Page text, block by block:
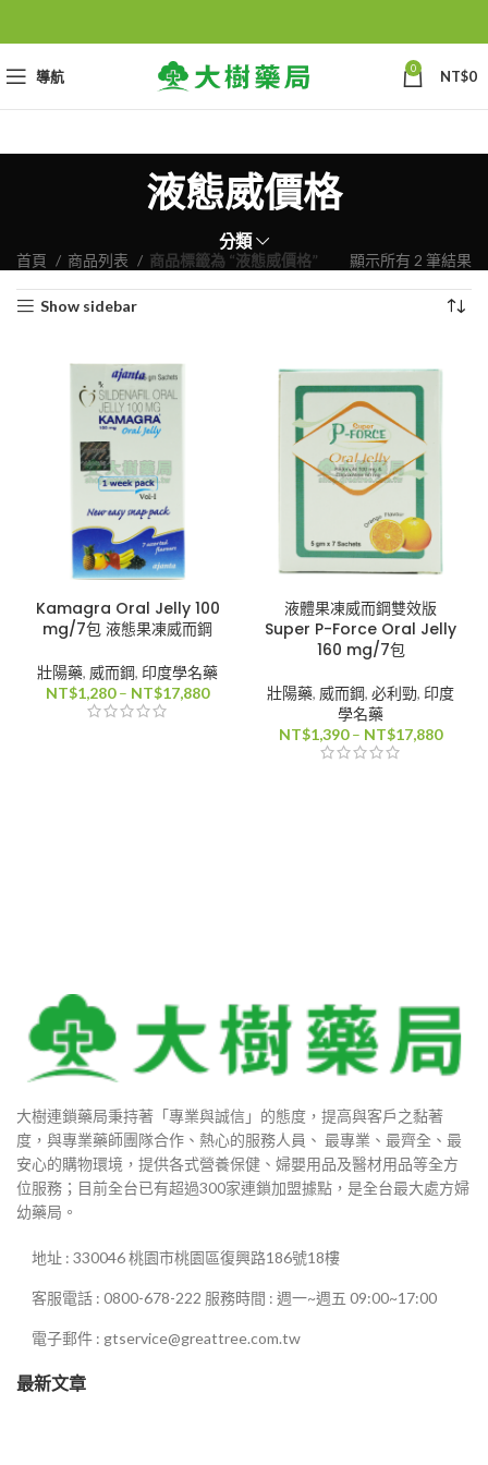
導航 0 NT$0
液態威價格
分類
首頁 商品列表 商品標籤為 “液態威價格” 顯示所有 2 筆結果
Show sidebar
Kamagra Oral Jelly 100
mg/7包 液態果凍威而鋼
壯陽藥, 威而鋼, 印度學名藥
NT$1,280 – NT$17,880價
液體果凍威而鋼雙效版
Super P-Force Oral Jelly
160 mg/7包
壯陽藥, 威而鋼, 必利勁, 印度
學名藥
NT$1,390 – NT$17,880價
大樹連鎖藥局秉持著「專業與誠信」的態度，提高與客戶之黏著
度，與專業藥師團隊合作、熱心的服務人員、 最專業、最齊全、最
安心的購物環境，提供各式營養保健、婦嬰用品及醫材用品等全方
位服務；目前全台已有超過300家連鎖加盟據點，是全台最大處方婦
幼藥局。
地址 : 330046 桃園市桃園區復興路186號18樓
客服電話 : 0800-678-222 服務時間 : 週一~週五 09:00~17:00
電子郵件 : gtservice@greattree.com.tw
最新文章